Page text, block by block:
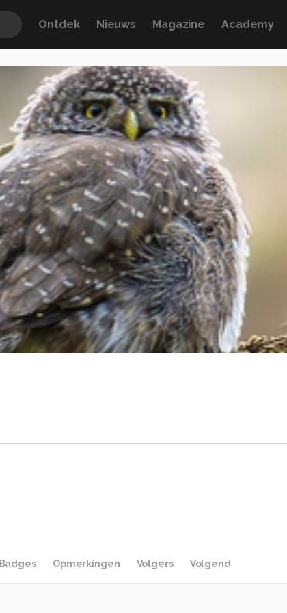
Ontdek Nieuws Magazine Academy
Badges Opmerkingen Volgers Volgend